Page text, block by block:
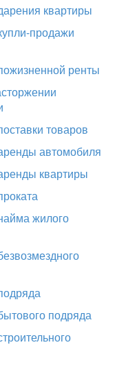
квартиры
продажи
ренты
товаров
автомобиля
квартиры
жилого
подряда